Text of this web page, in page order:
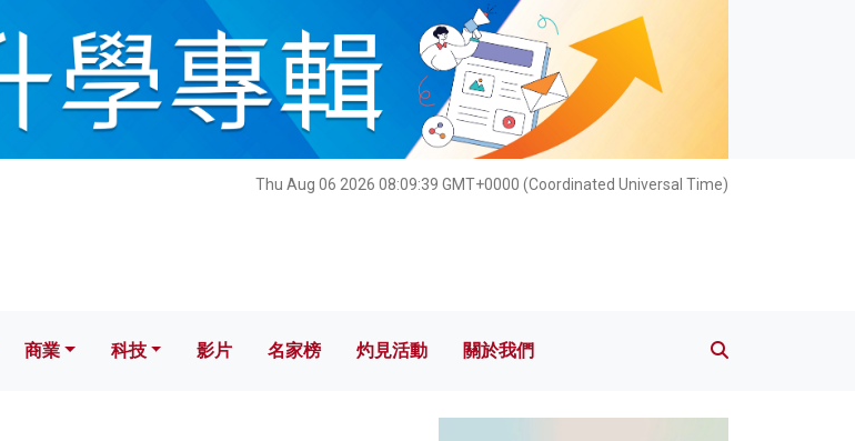
Thu Aug 06 2026 08:09:40 GMT+0000 (Coordinated Universal Time)
科技 影片 名家榜 灼見活動 關於我們
商業 科技 影片 名家榜 灼見活動 關於我們